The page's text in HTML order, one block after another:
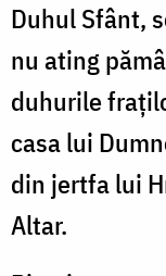
Duhul Sfânt,
nu ating
duhurile
casa lui
din jertfa lui
Altar.